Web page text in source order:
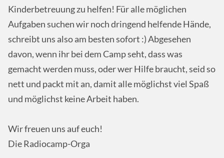
Kinderbetreuung zu helfen! Für alle möglichen
Aufgaben suchen wir noch dringend helfende Hände,
schreibt uns also am besten sofort :) Abgesehen
davon, wenn ihr bei dem Camp seht, dass was
gemacht werden muss, oder wer Hilfe braucht, seid so
nett und packt mit an, damit alle möglichst viel Spaß
und möglichst keine Arbeit haben.
Wir freuen uns auf euch!
Die Radiocamp-Orga